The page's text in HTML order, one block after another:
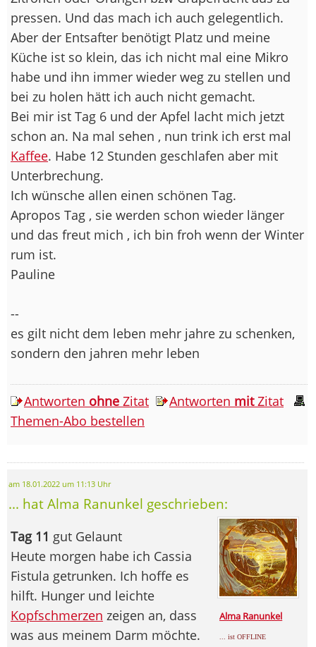
pressen. Und das mach ich auch gelegentlich.
Aber der Entsafter benötigt Platz und meine
Küche ist so klein, das ich nicht mal eine Mikro
habe und ihn immer wieder weg zu stellen und
bei zu holen hätt ich auch nicht gemacht.
Bei mir ist Tag 6 und der Apfel lacht mich jetzt
schon an. Na mal sehen , nun trink ich erst mal
Kaffee. Habe 12 Stunden geschlafen aber mit
Unterbrechung.
Ich wünsche allen einen schönen Tag.
Apropos Tag , sie werden schon wieder länger
und das freut mich , ich bin froh wenn der Winter
rum ist.
Pauline
--
es gilt nicht dem leben mehr jahre zu schenken,
sondern den jahren mehr leben
Antworten ohne Zitat Antworten mitZitat
Themen-Abo bestellen
am 18.01.2022 um 11:13 Uhr
... hat Alma Ranunkel geschrieben:
Alma Ranunkel
... ist OFFLINE
Tag 11 gut Gelaunt
Heute morgen habe ich Cassia
Fistula getrunken. Ich hoffe es
hilft. Hunger und leichte
Kopfschmerzen zeigen an, dass
was aus meinem Darm möchte.